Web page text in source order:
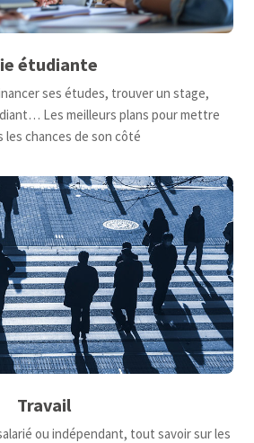
étudiante
ses études, trouver un stage,
Les meilleurs plans pour mettre
les chances de son côté
Travail
ou indépendant, tout savoir sur les